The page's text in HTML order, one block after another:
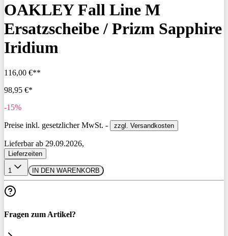
OAKLEY Fall Line M
Ersatzscheibe / Prizm Sapphire
Iridium
116,00 €**
98,95 €*
-15%
Preise inkl. gesetzlicher MwSt. - zzgl. Versandkosten
Lieferbar ab 29.09.2026,
Lieferzeiten
1 IN DEN WARENKORB
Fragen zum Artikel?